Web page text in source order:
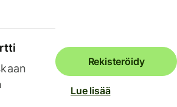
Rekisteröidy
Lue lisää